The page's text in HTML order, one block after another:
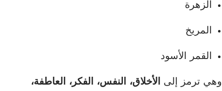
الزهرة
المريخ
القمر الأسود
وهي ترمز إلى الأخلاق، النفس، الفكر، العاطفة،